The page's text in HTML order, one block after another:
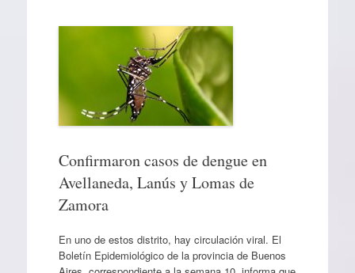
Confirmaron casos de dengue en
Avellaneda, Lanús y Lomas de
Zamora
En uno de estos distrito, hay circulación viral. El
Boletín Epidemiológico de la provincia de Buenos